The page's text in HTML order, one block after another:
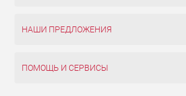
НАШИ ПРЕДЛОЖЕНИЯ
ПОМОЩЬ И СЕРВИСЫ